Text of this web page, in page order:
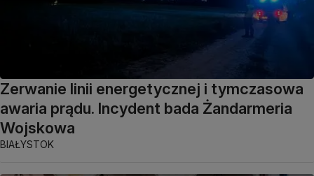
Zerwanie linii energetycznej i tymczasowa
awaria prądu. Incydent bada Żandarmeria
Wojskowa
BIAŁYSTOK